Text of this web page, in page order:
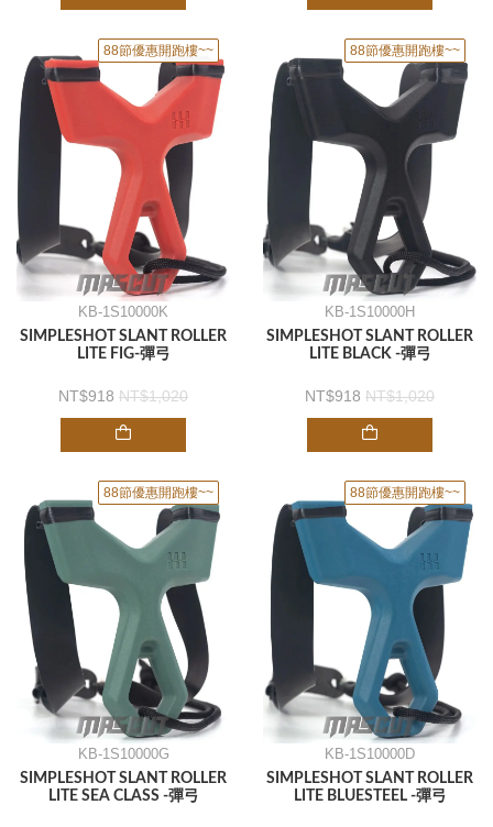
88節優惠開跑樓~~
KB-1S10000K
SIMPLESHOT SLANT ROLLER
LITE FIG-彈弓
918 1,020
88節優惠開跑樓~~
KB-1S10000H
SIMPLESHOT SLANT ROLLER
LITE BLACK -彈弓
918 1,020
88節優惠開跑樓~~
KB-1S10000G
SIMPLESHOT SLANT ROLLER
LITE SEA CLASS -彈弓
88節優惠開跑樓~~
KB-1S10000D
SIMPLESHOT SLANT ROLLER
LITE BLUESTEEL -彈弓